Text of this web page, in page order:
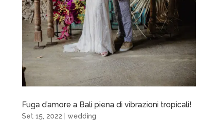
Fuga d’amore a Bali piena di vibrazioni tropicali!
Set 15, 2022 wedding